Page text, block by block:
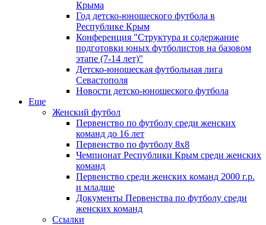
Крыма
Год детско-юношеского футбола в
Республике Крым
Конференция "Структура и содержание
подготовки юных футболистов на базовом
этапе (7-14 лет)"
Детско-юношеская футбольная лига
Севастополя
Новости детско-юношеского футбола
Еще
Женский футбол
Первенство по футболу среди женских
команд до 16 лет
Первенство по футболу 8х8
Чемпионат Республики Крым среди женских
команд
Первенство среди женских команд 2000 г.р.
и младше
Документы Первенства по футболу среди
женских команд
Ссылки